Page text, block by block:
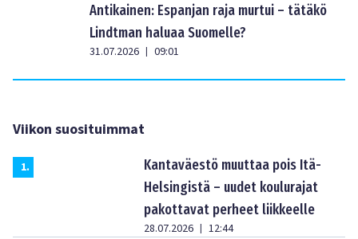
Antikainen: Espanjan raja murtui – tätäkö
Lindtman haluaa Suomelle?
31.07.2026 | 09:01
Viikon suosituimmat
1.
Kantaväestö muuttaa pois Itä-
Helsingistä – uudet koulurajat
pakottavat perheet liikkeelle
28.07.2026 | 12:44